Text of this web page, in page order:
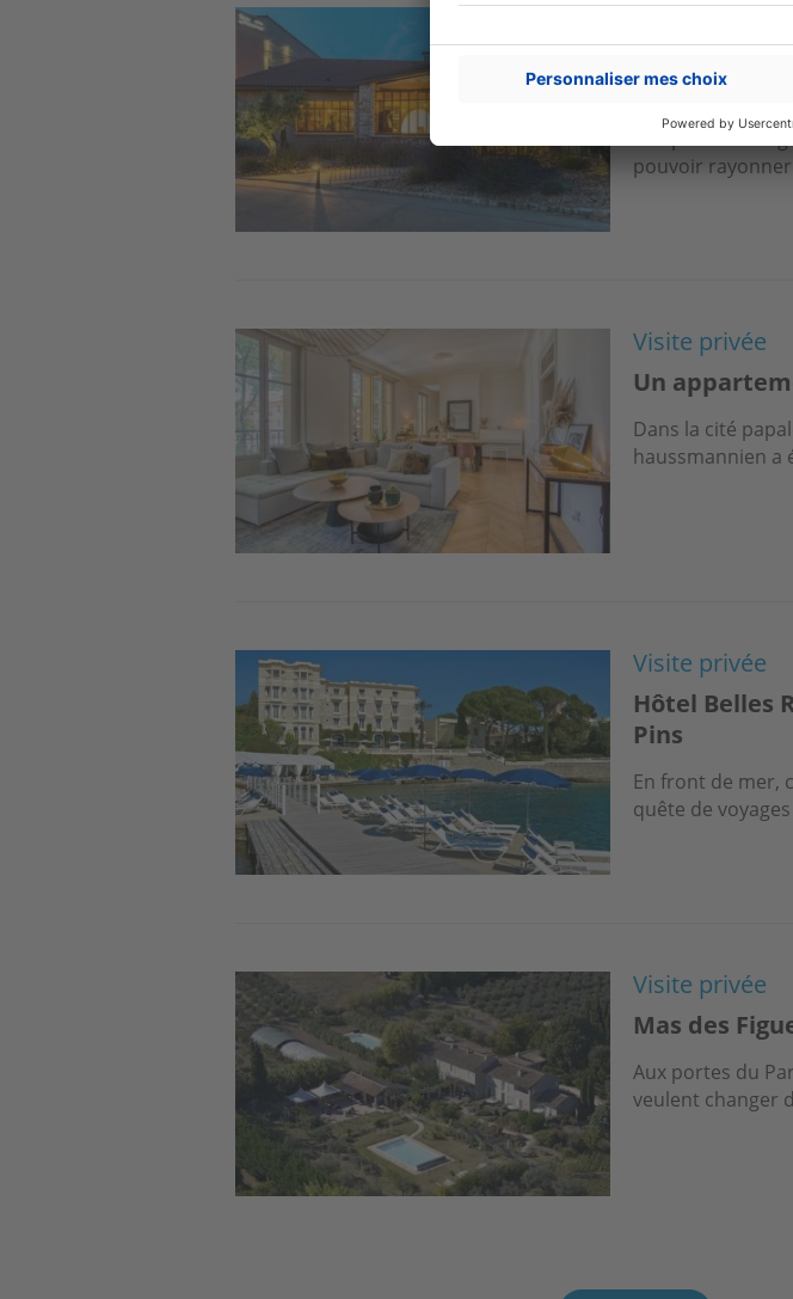
Image
Terre de
Pontet
Aux portes
pouvoir
Image
Visite privée
Un
Dans la cité
haussmannien a
Image
Visite privée
Hôtel Belles
Pins
En front de mer,
quête de
Image
Visite privée
Mas des
Aux portes du
veulent changer
Pagination